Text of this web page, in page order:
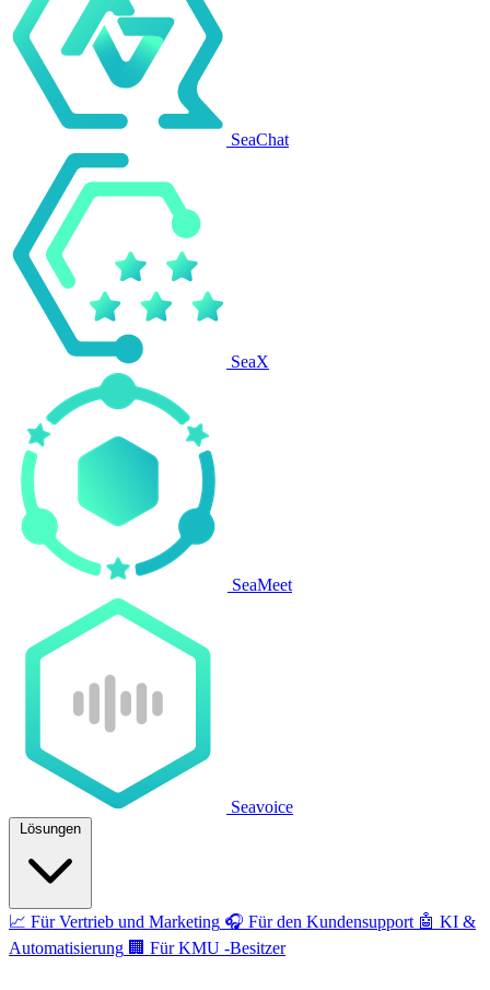
SeaChat
SeaX
SeaMeet
Seavoice
Lösungen
📈 Für Vertrieb und Marketing 🎧 Für den Kundensupport 🤖 KI &
Automatisierung 🏢 Für KMU -Besitzer